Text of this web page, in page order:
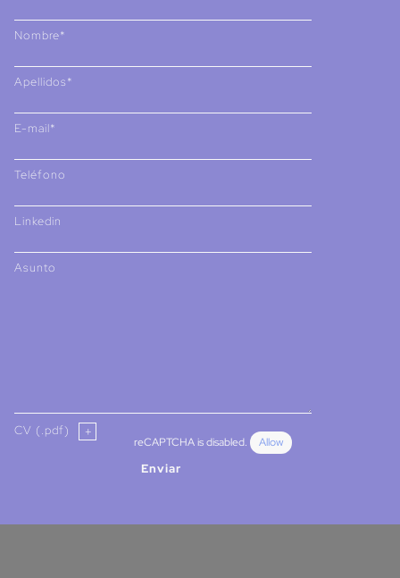
Nombre*
Apellidos*
E-mail*
Teléfono
Linkedin
Asunto
CV (.pdf)
reCAPTCHA is disabled. Allow
Enviar